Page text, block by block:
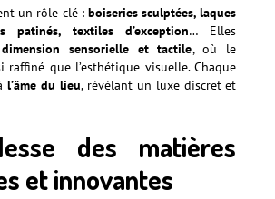
un rôle clé :boiseries sculptées, laques
patinés, textiles d’exception… Elles
dimension sensorielle et tactile, où le
raffiné que l’esthétique visuelle. Chaque
l’âme du lieu, révélant un luxe discret et
des matières
et innovantes